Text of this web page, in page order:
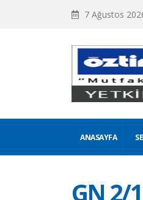
7 Ağustos
ANASAYFA
GN 2/